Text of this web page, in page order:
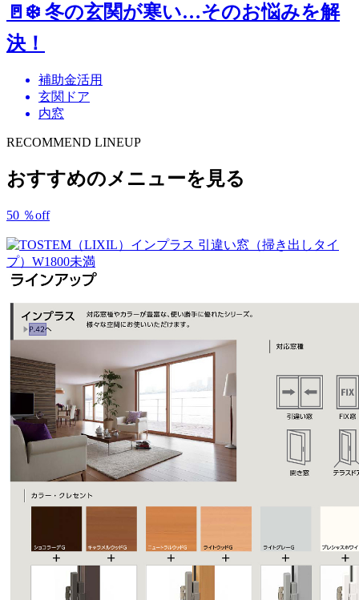
🚪❄️ 冬の玄関が寒い…そのお悩みを解
決！
補助金活用
玄関ドア
内窓
RECOMMEND LINEUP
おすすめのメニューを見る
50 ％off